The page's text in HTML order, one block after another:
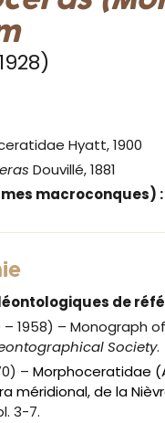
Hyatt, 1900
Douvillé, 1881
macroconques) :
de
– 1958) – Monograph
Society.
– Morphoceratidae
méridional, de la
3-7.